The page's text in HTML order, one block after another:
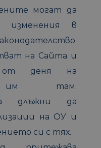
могат да
в
на Сайта и
деня на
им там.
длъжни да
на ОУ и
си с тях.